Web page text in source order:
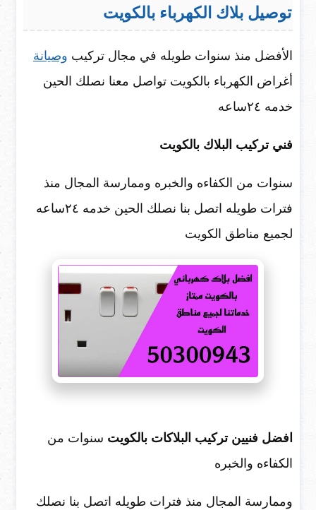
توصيل بلاك الكهرباء بالكويت
الأفضل منذ سنوات طويله في مجال تركيب وصيانة
أغراض الكهرباء بالكويت تواصل معنا نصلك الحين
خدمه ٢٤ساعه
فني تركيب البلاك بالكويت
سنوات من الكفاءه والخبره وممارسة المجال منذ
فترات طويله اتصل بنا نصلك الحين خدمه ٢٤ساعه
لجميع مناطق الكويت
افضل فنيين تركيب البلاكات بالكويت سنوات من
الكفاءه والخبره
وممارسة المجال منذ فترات طويله اتصل بنا نصلك